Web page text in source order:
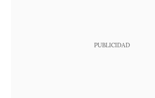
PUBLICIDAD